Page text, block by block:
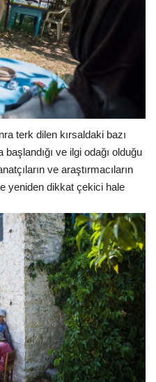
terk dilen kırsaldaki bazı
ve ilgi odağı olduğu
ve araştırmacıların
yeniden dikkat çekici hale